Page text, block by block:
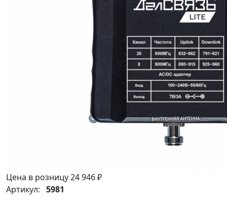
Цена в розницу24 946 ₽
Артикул: 5981